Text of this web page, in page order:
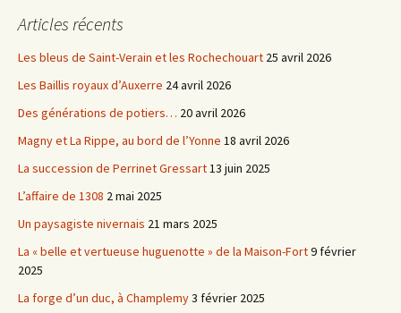
Articles récents
Les bleus de Saint-Verain et les Rochechouart 25 avril 2026
Les Baillis royaux d’Auxerre 24 avril 2026
Des générations de potiers… 20 avril 2026
Magny et La Rippe, au bord de l’Yonne 18 avril 2026
La succession de Perrinet Gressart13 juin 2025
L’affaire de 1308 2 mai 2025
Un paysagiste nivernais 21 mars 2025
La « belle et vertueuse huguenotte » de la Maison-Fort9 février
2025
La forge d’un duc, à Champlemy3 février 2025